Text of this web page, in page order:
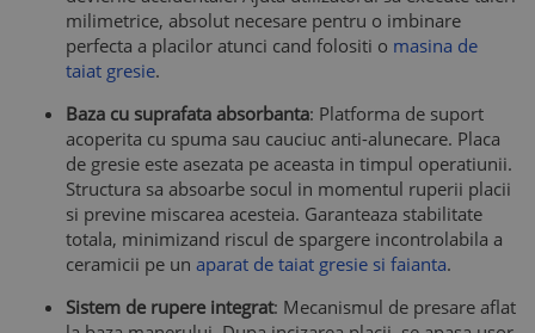
milimetrice, absolut necesare pentru o imbinare
perfecta a placilor atunci cand folositi o masina de
taiat gresie.
Baza cu suprafata absorbanta: Platforma de suport
acoperita cu spuma sau cauciuc anti-alunecare. Placa
de gresie este asezata pe aceasta in timpul operatiunii.
Structura sa absoarbe socul in momentul ruperii placii
si previne miscarea acesteia. Garanteaza stabilitate
totala, minimizand riscul de spargere incontrolabila a
ceramicii pe un aparat de taiat gresie si faianta.
Sistem de rupere integrat: Mecanismul de presare aflat